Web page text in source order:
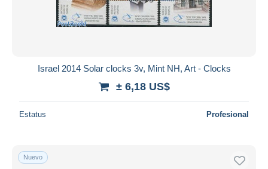
Israel 2014 Solar clocks 3v, Mint NH, Art - Clocks
± 6,18 US$
Estatus Profesional
Nuevo